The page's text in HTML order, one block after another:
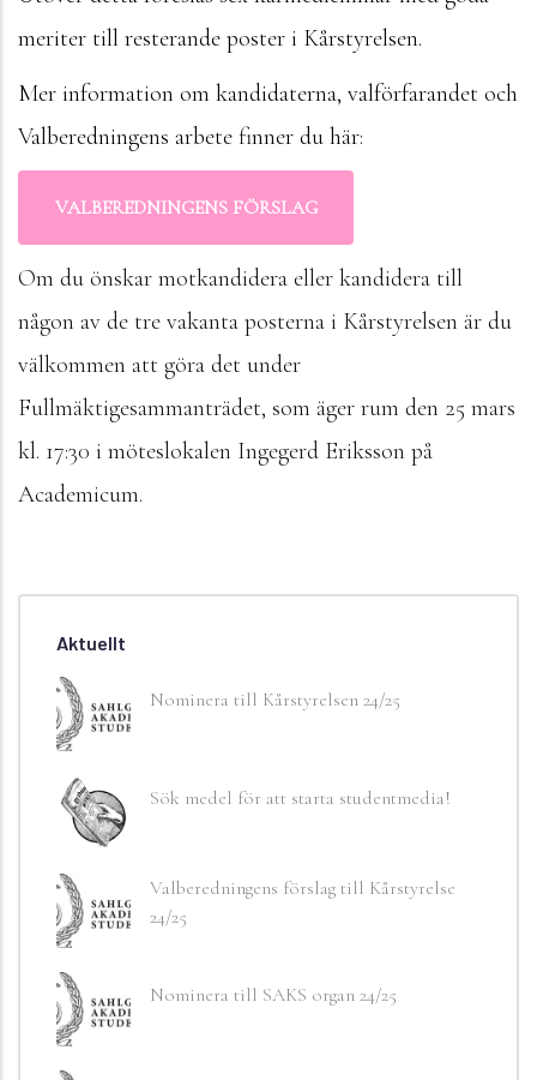
meriter till resterande poster i Kårstyrelsen.
Mer information om kandidaterna, valförfarandet och
Valberedningens arbete finner du här:
VALBEREDNINGENS FÖRSLAG
Om du önskar motkandidera eller kandidera till
någon av de tre vakanta posterna i Kårstyrelsen är du
välkommen att göra det under
Fullmäktigesammanträdet, som äger rum den 25 mars
kl. 17:30 i möteslokalen Ingegerd Eriksson på
Academicum.
Aktuellt
Nominera till Kårstyrelsen 24/25
Sök medel för att starta studentmedia!
Valberedningens förslag till Kårstyrelse
24/25
Nominera till SAKS organ 24/25